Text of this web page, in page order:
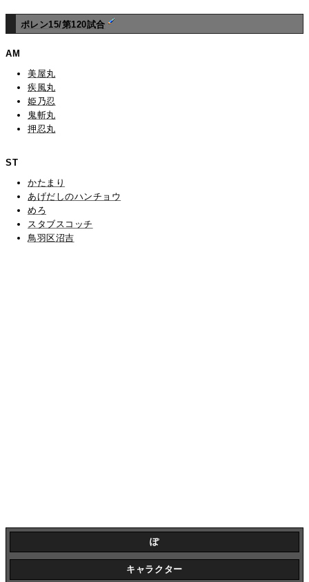
ポレン15/第120試合
AM
美屋丸
疾風丸
姫乃忍
鬼斬丸
押忍丸
ST
かたまり
あげだしのハンチョウ
めろ
スタブスコッチ
鳥羽区沼吉
ぽ
キャラクター